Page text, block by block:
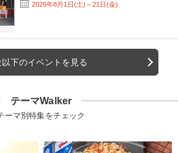
2026年8月1日(土)～21日(金)
下のイベントを見る
テーマWalker
ーマ別特集をチェック